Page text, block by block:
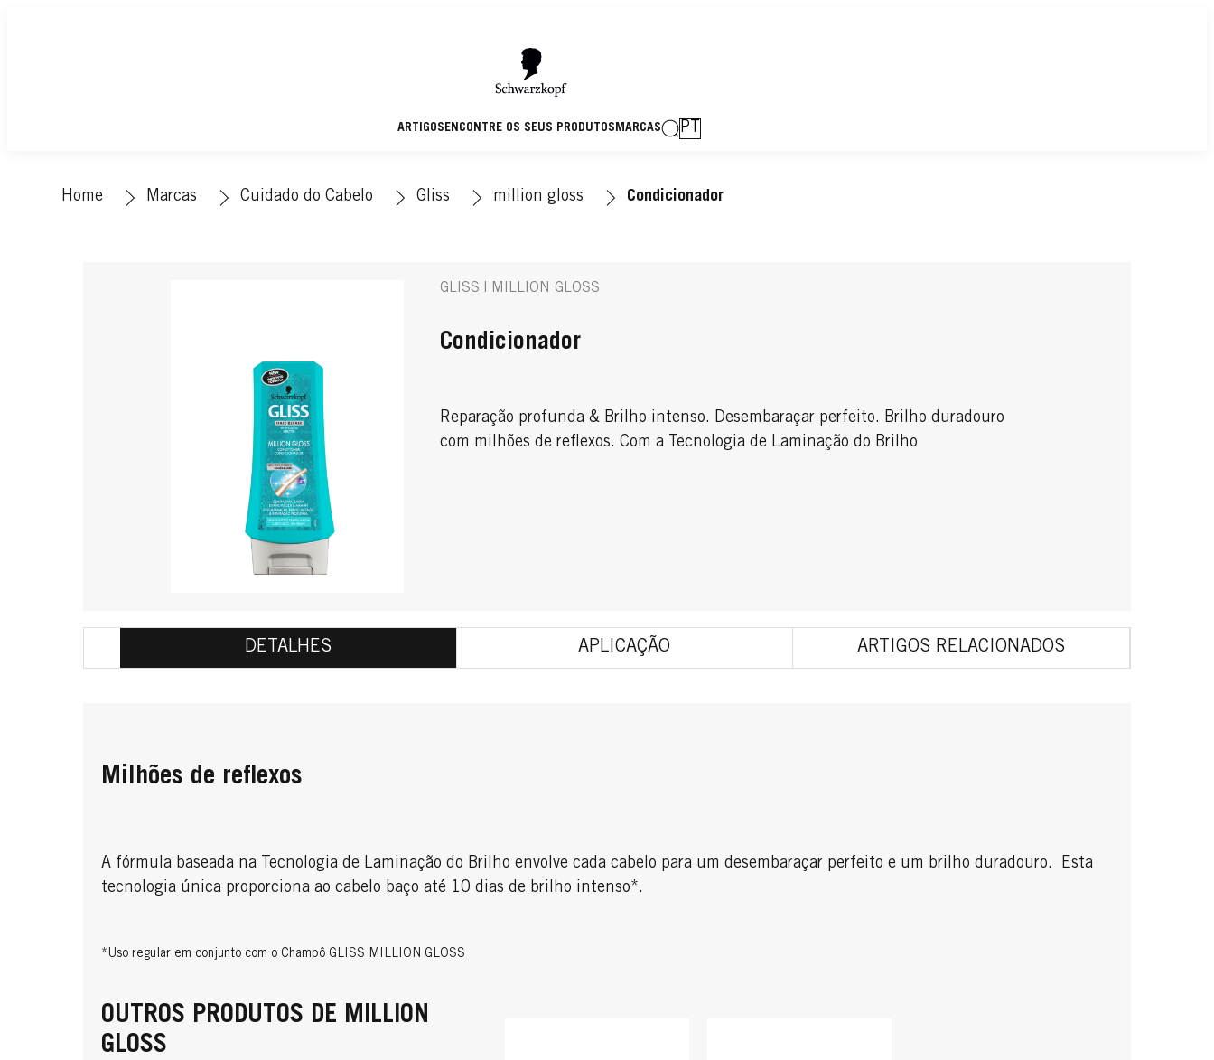
ARTIGOSENCONTRE OS SEUS PRODUTOSMARCAS PT
Home Marcas Cuidado do Cabelo Gliss million gloss Condicionador
GLISS | MILLION GLOSS
Condicionador
Reparação profunda & Brilho intenso. Desembaraçar perfeito. Brilho duradouro
com milhões de reflexos. Com a Tecnologia de Laminação do Brilho
DETALHES APLICAÇÃO ARTIGOS RELACIONADOS
Milhões de reflexos
A fórmula baseada na Tecnologia de Laminação do Brilho envolve cada cabelo para um desembaraçar perfeito e um brilho duradouro. Esta
tecnologia única proporciona ao cabelo baço até 10 dias de brilho intenso*.
*Uso regular em conjunto com o Champô GLISS MILLION GLOSS
OUTROS PRODUTOS DE MILLION
GLOSS